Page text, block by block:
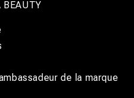
BEAUTY
de la marque